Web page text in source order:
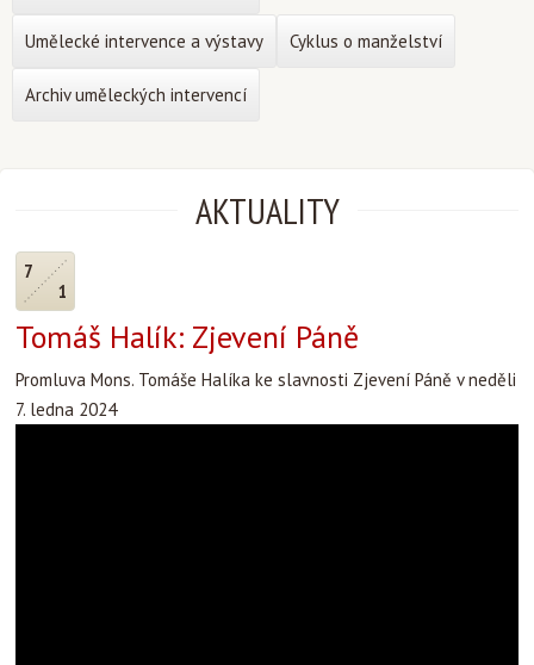
AKTUALITY
7
1
Tomáš Halík: Zjevení Páně
Promluva Mons. Tomáše Halíka ke slavnosti Zjevení Páně v neděli
7. ledna 2024
Umělecké intervence a výstavy Cyklus o manželství
Archiv uměleckých intervencí